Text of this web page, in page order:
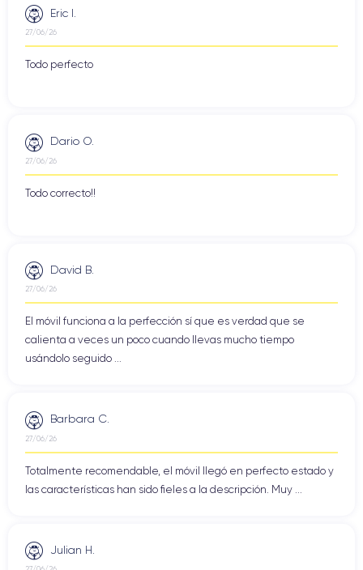
Eric I.
27/06/26
Todo perfecto
Dario O.
27/06/26
Todo correcto!!
David B.
27/06/26
El móvil funciona a la perfección sí que es verdad que se
calienta a veces un poco cuando llevas mucho tiempo
usándolo seguido ...
Barbara C.
27/06/26
Totalmente recomendable, el móvil llegó en perfecto estado y
las características han sido fieles a la descripción. Muy ...
Julian H.